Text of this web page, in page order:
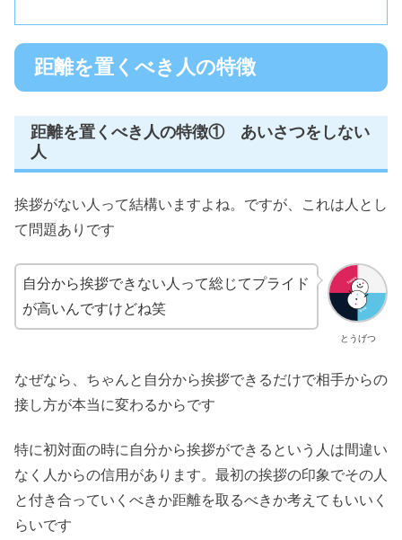
距離を置くべき人の特徴
距離を置くべき人の特徴① あいさつをしない
人
挨拶がない人って結構いますよね。ですが、これは人とし
て問題ありです
とうげつ
自分から挨拶できない人って総じてプライド
が高いんですけどね笑
なぜなら、ちゃんと自分から挨拶できるだけで相手からの
接し方が本当に変わるからです
特に初対面の時に自分から挨拶ができるという人は間違い
なく人からの信用があります。最初の挨拶の印象でその人
と付き合っていくべきか距離を取るべきか考えてもいいく
らいです